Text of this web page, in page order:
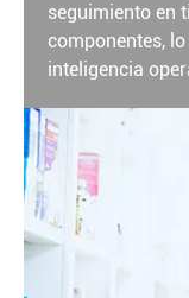
seguimiento en
componentes,
inteligencia